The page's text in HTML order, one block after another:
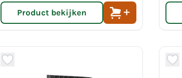
Product bekijken